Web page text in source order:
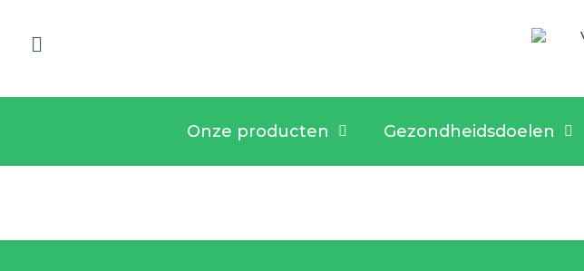
Onze producten Gezondheidsdoelen